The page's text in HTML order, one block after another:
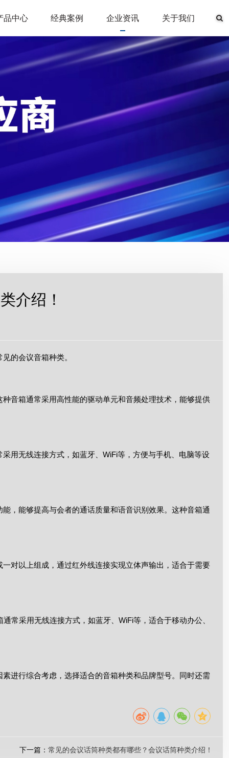
品中心 经典案例 企业资讯 关于我们
介绍！
的会议音箱种类。
音箱通常采用高性能的驱动单元和音频处理技术，能够提供
用无线连接方式，如蓝牙、WiFi等，方便与手机、电脑等设
，能够提高与会者的通话质量和语音识别效果。这种音箱通
对以上组成，通过红外线连接实现立体声输出，适合于需要
常采用无线连接方式，如蓝牙、WiFi等，适合于移动办公、
进行综合考虑，选择适合的音箱种类和品牌型号。同时还需
下一篇： 常见的会议话筒种类都有哪些？会议话筒种类介绍！